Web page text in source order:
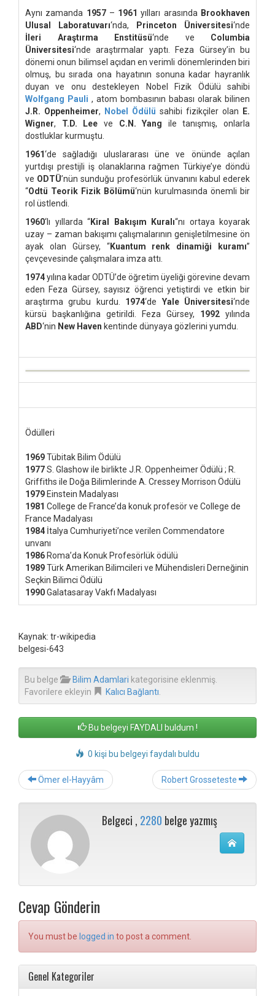
Aynı zamanda 1957– 1961 yılları arasında Brookhaven
Ulusal Laboratuvarı‘nda, Princeton Üniversitesi‘nde
İleri Araştırma Enstitüsü‘nde ve Columbia
Üniversitesi‘nde araştırmalar yaptı. Feza Gürsey’in bu
dönemi onun bilimsel açıdan en verimli dönemlerinden biri
olmuş, bu sırada ona hayatının sonuna kadar hayranlık
duyan ve onu destekleyen Nobel Fizik Ödülü sahibi
Wolfgang Pauli , atom bombasının babası olarak bilinen
J.R. Oppenheimer, Nobel Ödülü sahibi fizikçiler olan
E.
Wigner, T.D. Lee ve C.N. Yang ile tanışmış, onlarla
dostluklar kurmuştu.
1961‘de sağladığı uluslararası üne ve önünde açılan
yurtdışı prestijli iş olanaklarına rağmen Türkiye’ye döndü
ve ODTÜ’nün sunduğu profesörlük ünvanını kabul ederek
“Odtü Teorik Fizik Bölümü‘nün kurulmasında önemli bir
rol üstlendi.
1960‘lı yıllarda “Kiral Bakışım Kuralı“nı ortaya koyarak
uzay – zaman bakışımı çalışmalarının genişletilmesine ön
ayak olan Gürsey, “Kuantum renk dinamiği kuramı”
çevçevesinde çalışmalara imza attı.
1974yılına kadar ODTÜ’de öğretim üyeliği görevine devam
eden Feza Gürsey, sayısız öğrenci yetiştirdi ve etkin bir
araştırma grubu kurdu. 1974‘de Yale Üniversitesi‘nde
kürsü başkanlığına getirildi. Feza Gürsey, 1992 yılında
ABD‘nin New Haven kentinde dünyaya gözlerini yumdu.
Ödülleri
1969Tübitak Bilim Ödülü
1977S. Glashow ile birlikte J.R. Oppenheimer Ödülü ; R.
Griffiths ile Doğa Bilimlerinde A. Cressey Morrison Ödülü
1979 Einstein Madalyası
1981 College de France’da konuk profesör ve College de
France Madalyası
1984 İtalya Cumhuriyeti’nce verilen Commendatore
unvanı
1986 Roma’da Konuk Profesörlük ödülü
1989Türk Amerikan Bilimcileri ve Mühendisleri Derneğinin
Seçkin Bilimci Ödülü
1990Galatasaray Vakfı Madalyası
Kaynak: tr-wikipedia
belgesi-643
Bu belge Bilim Adamlari kategorisine eklenmiş.
Favorilere ekleyin
Kalıcı Bağlantı
Bu belgeyi FAYDALI buldum !
0 kişi bu belgeyi faydalı buldu
Post
navigation
Ömer el-Hayyâm Robert Grosseteste
Belgeci , 2280 belge yazmış
Cevap Gönderin
You must be logged in to post a comment.
Genel Kategoriler